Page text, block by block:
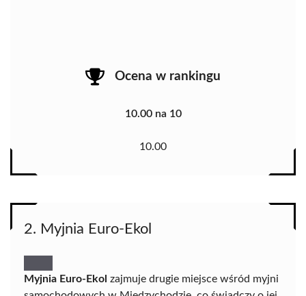
Ocena w rankingu
10.00 na 10
10.00
2. Myjnia Euro-Ekol
Myjnia Euro-Ekol zajmuje drugie miejsce wśród myjni